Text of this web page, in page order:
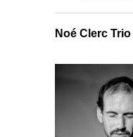
Noé Clerc Trio